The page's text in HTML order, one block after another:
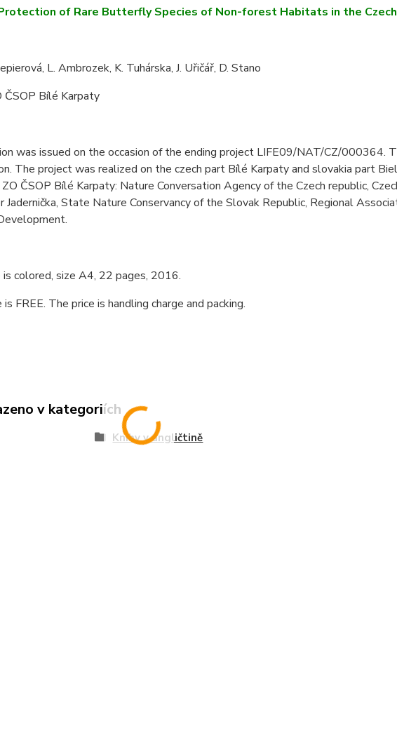
of Rare Butterfly Species of Non-forest Habitats in the Czech
L. Ambrozek, K. Tuhárska, J. Uřičář, D. Stano
ČSOP Bílé Karpaty
was issued on the occasion of the ending project LIFE09/NAT/CZ/000364.
The project was realized on the czech part Bílé Karpaty and slovakia part
ČSOP Bílé Karpaty: Nature Conversation Agency of the Czech republic,
Jadernička, State Nature Conservancy of the Slovak Republic, Regional
is colored, size A4, 22 pages, 2016.
FREE. The price is handling charge and packing.
v kategoriích
Knihy v angličtině